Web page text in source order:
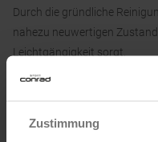
Zustimmung
Durch die gründliche
nahezu neuwertigen
Leichtgängigkeit sorgt.
Die regelmäßige
stets effizient und